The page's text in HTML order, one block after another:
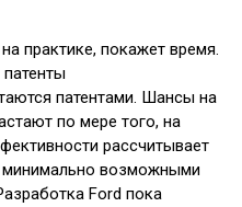
практике, покажет время.
патентами. Шансы на
по мере того, на
рассчитывает
минимально возможными
Ford пока